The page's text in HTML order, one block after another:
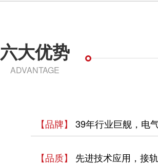
六大优势
ADVANTAGE
【品牌】 39年行业巨舰，电
【品质】 先进技术应用，接